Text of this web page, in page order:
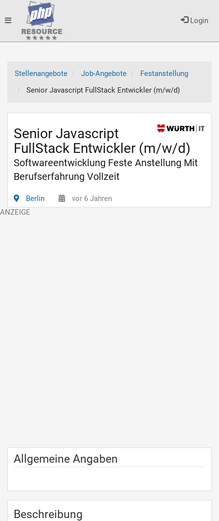
Login
Toggle
Stellenangebote
Job-Angebote
Festanstellung
Senior Javascript FullStack Entwickler (m/w/d)
Senior Javascript
FullStack Entwickler (m/w/d)
Softwareentwicklung Feste Anstellung Mit
Berufserfahrung Vollzeit
Berlin vor 6 Jahren
Allgemeine Angaben
Beschreibung